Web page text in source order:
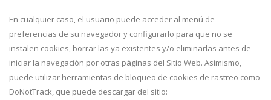
En cualquier caso, el usuario puede acceder al menú de
preferencias de su navegador y configurarlo para que no se
instalen cookies, borrar las ya existentes y/o eliminarlas antes de
iniciar la navegación por otras páginas del Sitio Web. Asimismo,
puede utilizar herramientas de bloqueo de cookies de rastreo como
DoNotTrack, que puede descargar del sitio: